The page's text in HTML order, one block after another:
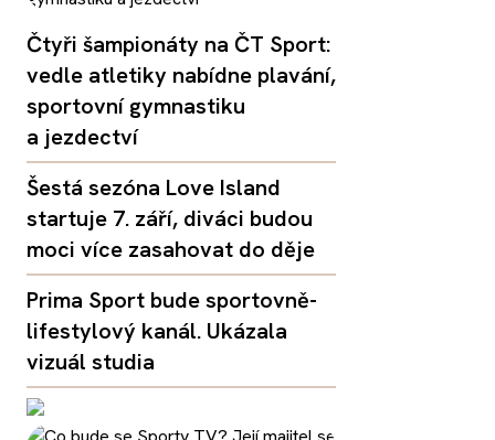
Čtyři šampionáty na ČT Sport:
vedle atletiky nabídne plavání,
sportovní gymnastiku
a jezdectví
Šestá sezóna Love Island
startuje 7. září, diváci budou
moci více zasahovat do děje
Prima Sport bude sportovně-
lifestylový kanál. Ukázala
vizuál studia